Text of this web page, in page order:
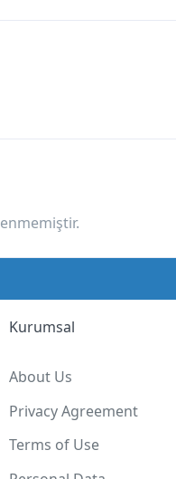
Kurumsal
About Us
Privacy Agreement
Terms of Use